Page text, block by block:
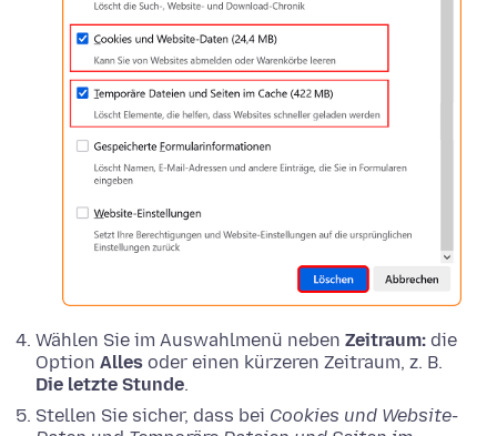
Wählen Sie im Auswahlmenü neben Zeitraum: die
Option Alles oder einen kürzeren Zeitraum, z. B.
Die letzte Stunde.
Stellen Sie sicher, dass bei Cookies und Website-